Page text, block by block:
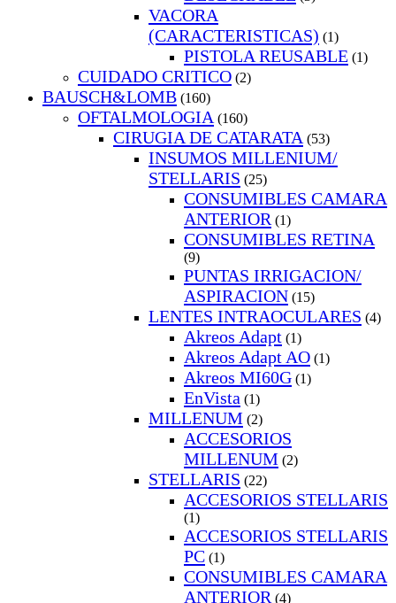
VACORA
(CARACTERISTICAS) (1)
PISTOLA REUSABLE (1)
CUIDADO CRITICO (2)
BAUSCH&LOMB (160)
OFTALMOLOGIA (160)
CIRUGIA DE CATARATA (53)
INSUMOS MILLENIUM/
STELLARIS (25)
CONSUMIBLES CAMARA
ANTERIOR (1)
CONSUMIBLES RETINA
(9)
PUNTAS IRRIGACION/
ASPIRACION (15)
LENTES INTRAOCULARES (4)
Akreos Adapt (1)
Akreos Adapt AO (1)
Akreos MI60G (1)
EnVista (1)
MILLENUM (2)
ACCESORIOS
MILLENUM (2)
STELLARIS (22)
ACCESORIOS STELLARIS
(1)
ACCESORIOS STELLARIS
PC (1)
CONSUMIBLES CAMARA
ANTERIOR (4)